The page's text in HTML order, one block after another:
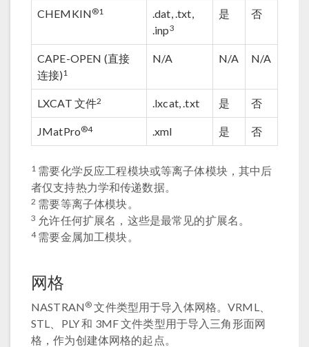
CHEMKIN®1
.dat, .txt,
.inp3
是 否
CAPE-OPEN (直接
连接)1
N/A N/A N/A
LXCAT 文件2 .lxcat, .txt 是 否
JMatPro®4 .xml 是 否
1 需要化学反应工程模块或等离子体模块，其中后
者仅支持热力学和传递数据。
2 需要等离子体模块。
3 允许任何扩展名，这些是最常见的扩展名。
4需要金属加工模块。
网格
NASTRAN® 文件类型用于导入体网格。VRML、
STL、PLY 和 3MF 文件类型用于导入三角形面网
格，作为创建体网格的起点。